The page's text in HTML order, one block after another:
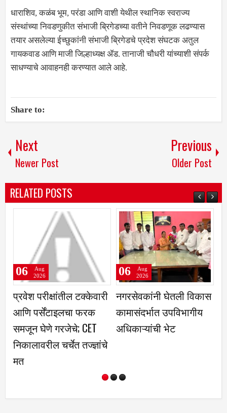
धाराशिव, कळंब भूम, परंडा आणि वाशी येथील स्थानिक स्वराज्य
संस्थांच्या निवडणुकीत संभाजी ब्रिगेडच्या वतीने निवडणूक लढण्यास
तयार असलेल्या ईच्छुकांनी संभाजी ब्रिगेडचे प्रदेश संघटक अतुल
गायकवाड आणि माजी जिल्हाध्यक्ष ॲड. तानाजी चौधरी यांच्याशी संपर्क
साधण्याचे आवाहनही करण्यात आले आहे.
Share to:
Next
Newer Post
Previous
Older Post
RELATED POSTS
टक्केवारी
फरक
CET
तज्ज्ञांचे
नगरसेवकांनी घेतली विकास
कामासंदर्भात उपविभागीय
अधिकाऱ्यांची भेट
06
बाळूमामा पालखीची
दुधगावकर यांच्या हस्ते
06
Aug